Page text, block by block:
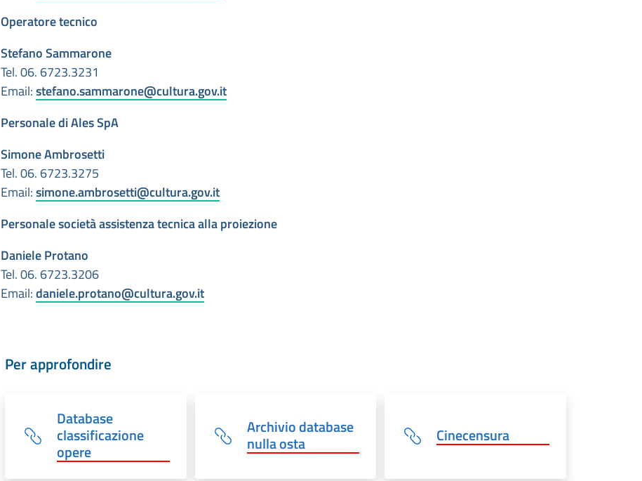
Operatore tecnico
Stefano Sammarone
Tel. 06. 6723.3231
Email:stefano.sammarone@cultura.gov.it
Personale di Ales SpA
Simone Ambrosetti
Tel. 06. 6723.3275
Email:simone.ambrosetti@cultura.gov.it
Personale società assistenza tecnica alla proiezione
Daniele Protano
Tel. 06. 6723.3206
Email:daniele.protano@cultura.gov.it
Per approfondire
Database
classificazione
opere
Archivio database
nulla osta
Cinecensura